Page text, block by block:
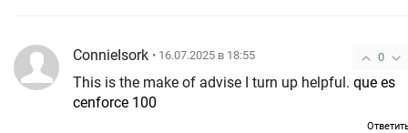
0
ConnieIsork • 16.07.2025 в 18:55
This is the make of advise I turn up helpful. que es
cenforce 100